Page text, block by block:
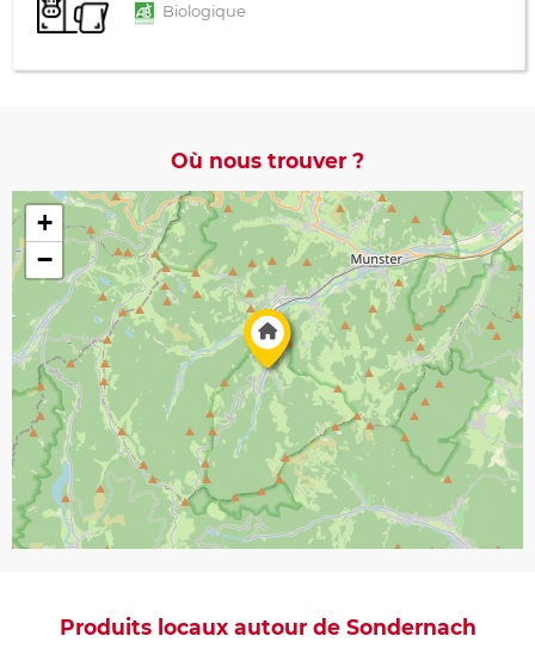
Biologique
Où nous trouver ?
+
−
Produits locaux autour de Sondernach